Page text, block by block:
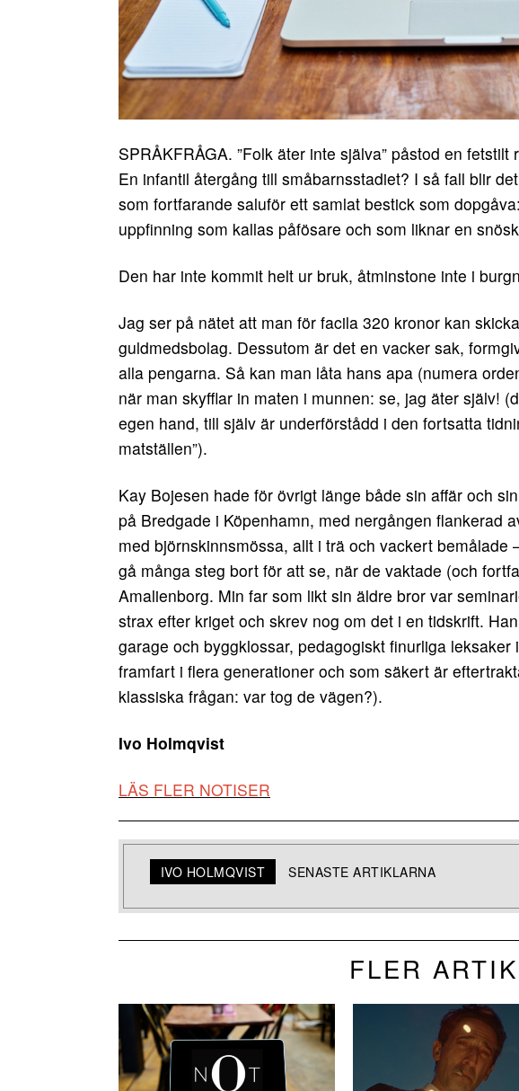
SPRÅKFRÅGA. ”Folk äter inte själva” påstod en
En infantil återgång till småbarnsstadiet? I så fall blir
som fortfarande saluför ett samlat bestick som
uppfinning som kallas påfösare och som liknar en
Den har inte kommit helt ur bruk, åtminstone inte i
Jag ser på nätet att man för facila 320 kronor kan
guldmedsbolag. Dessutom är det en vacker sak,
alla pengarna. Så kan man låta hans apa (numera
när man skyfflar in maten i munnen: se, jag äter själv!
egen hand, till själv är underförstådd i den fortsatta
matställen”).
Kay Bojesen hade för övrigt länge både sin affär och
på Bredgade i Köpenhamn, med nergången flankerad
med björnskinnsmössa, allt i trä och vackert bemålade
gå många steg bort för att se, när de vaktade (och
Amalienborg. Min far som likt sin äldre bror var
strax efter kriget och skrev nog om det i en tidskrift.
garage och byggklossar, pedagogiskt finurliga
framfart i flera generationer och som säkert är
klassiska frågan: var tog de vägen?).
Ivo Holmqvist
LÄS FLER NOTISER
IVO HOLMQVIST SENASTE ARTIKLARNA
FLER